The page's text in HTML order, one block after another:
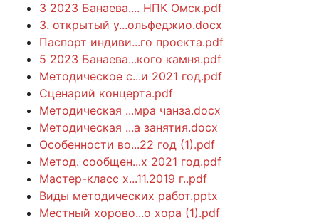
3 2023 Банаева.... НПК Омск.pdf
3. открытый у...ольфеджио.docx
Паспорт индиви...го проекта.pdf
5 2023 Банаева...кого камня.pdf
Методическое с...и 2021 год.pdf
Сценарий концерта.pdf
Методическая ...мра чанза.docx
Методическая ...а занятия.docx
Особенности во...22 год (1).pdf
Метод. сообщен...х 2021 год.pdf
Мастер-класс х...11.2019 г..pdf
Виды методических работ.pptx
Местный хорово...о хора (1).pdf